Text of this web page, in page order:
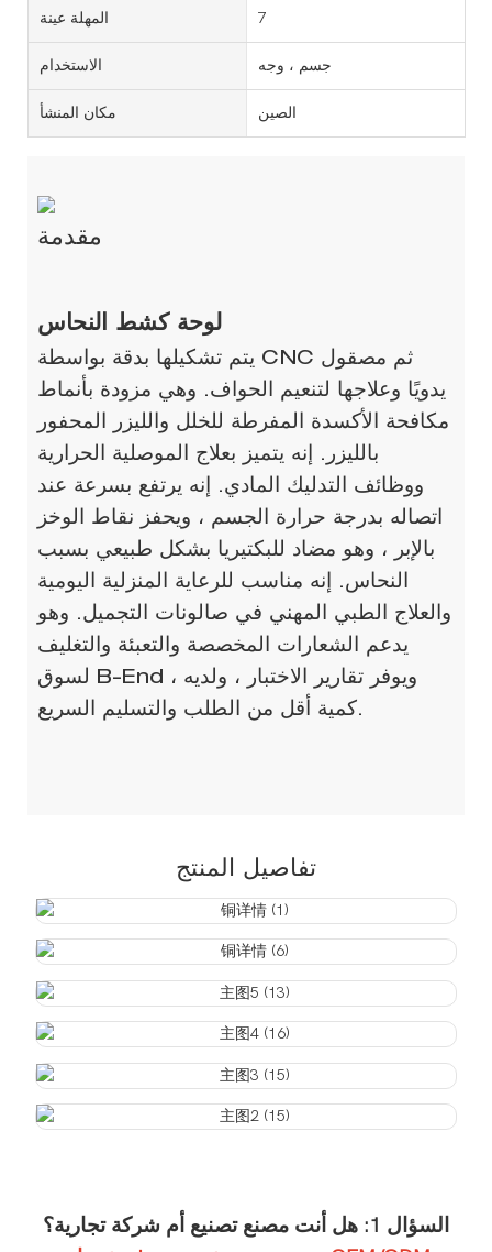
المهلة عينة 7
الاستخدام جسم ، وجه
مكان المنشأ الصين
مقدمة
لوحة كشط النحاس
يتم تشكيلها بدقة بواسطة CNC ثم مصقول
يدويًا وعلاجها لتنعيم الحواف. وهي مزودة بأنماط
مكافحة الأكسدة المفرطة للخلل والليزر المحفور
بالليزر. إنه يتميز بعلاج الموصلية الحرارية
ووظائف التدليك المادي. إنه يرتفع بسرعة عند
اتصاله بدرجة حرارة الجسم ، ويحفز نقاط الوخز
بالإبر ، وهو مضاد للبكتيريا بشكل طبيعي بسبب
النحاس. إنه مناسب للرعاية المنزلية اليومية
والعلاج الطبي المهني في صالونات التجميل. وهو
يدعم الشعارات المخصصة والتعبئة والتغليف
لسوق B-End ، ويوفر تقارير الاختبار ، ولديه
كمية أقل من الطلب والتسليم السريع.
تفاصيل المنتج
السؤال 1: هل أنت مصنع تصنيع أم شركة تجارية؟